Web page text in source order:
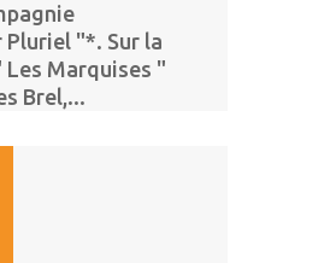
Pluriel "*. Sur la
Les Marquises "
Brel,...